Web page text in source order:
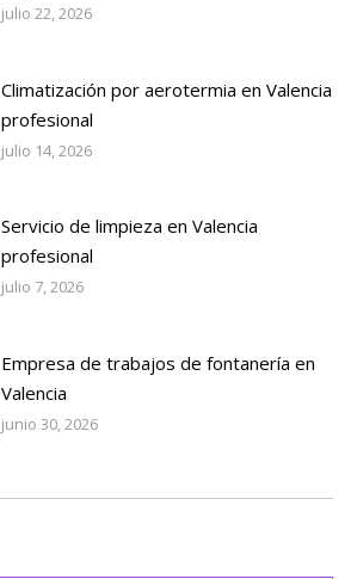
julio 22, 2026
Climatización por aerotermia en Valencia
profesional
julio 14, 2026
Servicio de limpieza en Valencia
profesional
julio 7, 2026
Empresa de trabajos de fontanería en
Valencia
junio 30, 2026